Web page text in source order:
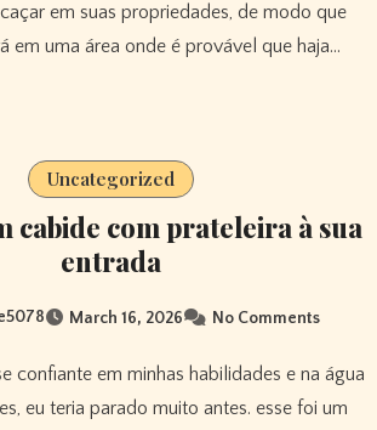
em suas propriedades, de modo que
em uma área onde é provável que haja…
Uncategorized
cabide com prateleira à sua
entrada
March 16, 2026 No Comments
eu teria parado muito antes. esse foi um